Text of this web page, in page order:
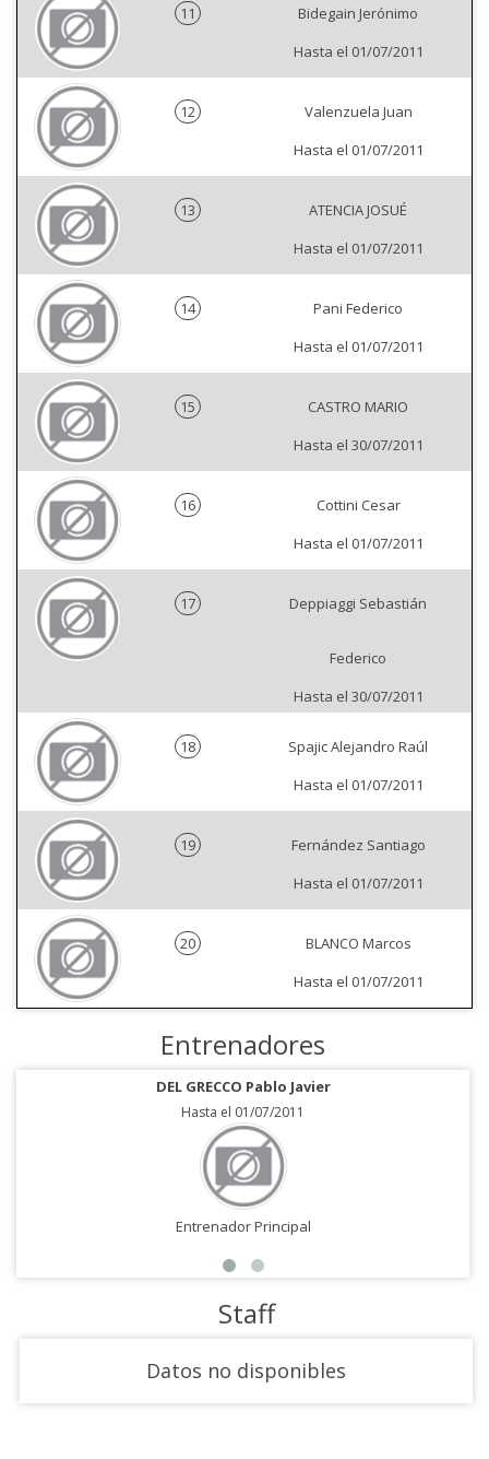
11
Bidegain Jerónimo
Hasta el 01/07/2011
12
Valenzuela Juan
Hasta el 01/07/2011
13
ATENCIA JOSUÉ
Hasta el 01/07/2011
14
Pani Federico
Hasta el 01/07/2011
15
CASTRO MARIO
Hasta el 30/07/2011
16
Cottini Cesar
Hasta el 01/07/2011
17 Deppiaggi Sebastián
Federico
Hasta el 30/07/2011
18
Spajic Alejandro Raúl
Hasta el 01/07/2011
19
Fernández Santiago
Hasta el 01/07/2011
20
BLANCO Marcos
Hasta el 01/07/2011
Entrenadores
DEL GRECCO Pablo Javier
Hasta el 01/07/2011
Entrenador Principal
Staff
Datos no disponibles